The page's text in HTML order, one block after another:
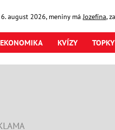
6. august2026, meniny má Jozefína,
EKONOMIKA KVÍZY